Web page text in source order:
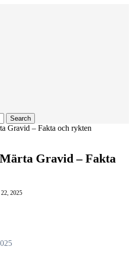
Search
Gravid – Fakta och rykten
Gravid – Fakta
2025